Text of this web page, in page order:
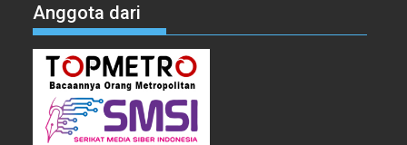
Anggota dari